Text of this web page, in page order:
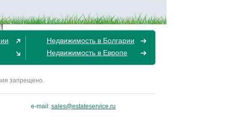
Недвижимость в Болгарии
Недвижимость в Европе
запрещено.
e-mail: sales@estateservice.ru